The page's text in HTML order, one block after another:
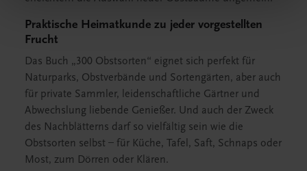
Praktische Heimatkunde zu jeder vorgestellten
Frucht
Das Buch „300 Obstsorten“ eignet sich perfekt für
Naturparks, Obstverbände und Sortengärten, aber auch
für private Sammler, leidenschaftliche Gärtner und
Abwechslung liebende Genießer. Und auch der Zweck
des Nachblätterns darf so vielfältig sein wie die
Obstsorten selbst – für Küche, Tafel, Saft, Schnaps oder
Most, zum Dörren oder Klären.